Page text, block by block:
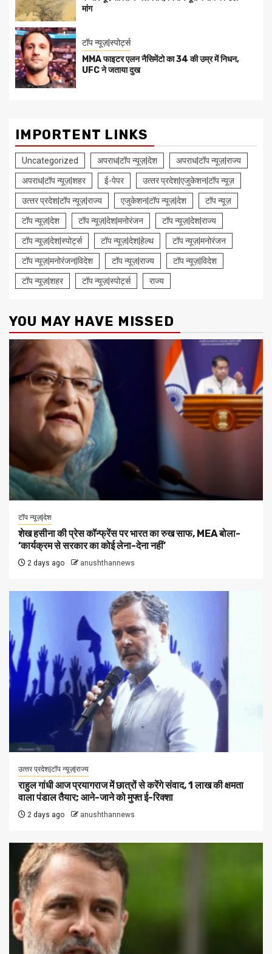
मांग
टॉप न्यूज़|स्पोर्ट्स
MMA फाइटर एलन नैसिमेंटो का 34 की उम्र में निधन,
UFC ने जताया दुख
IMPORTENT LINKS
Uncategorized अपराध|टॉप न्यूज़|देश अपराध|टॉप न्यूज़|राज्य
अपराध|टॉप न्यूज़|शहर ई-पेपर उत्‍तर प्रदेश|एजुकेशन|टॉप न्यूज़
उत्‍तर प्रदेश|टॉप न्यूज़|राज्य एजुकेशन|टॉप न्यूज़|देश टॉप न्यूज़
टॉप न्यूज़|देश टॉप न्यूज़|देश|मनोरंजन टॉप न्यूज़|देश|राज्य
टॉप न्यूज़|देश|स्पोर्ट्स टॉप न्यूज़|देश|हेल्थ टॉप न्यूज़|मनोरंजन
टॉप न्यूज़|मनोरंजन|विदेश टॉप न्यूज़|राज्य टॉप न्यूज़|विदेश
टॉप न्यूज़|शहर टॉप न्यूज़|स्पोर्ट्स राज्य
YOU MAY HAVE MISSED
टॉप न्यूज़|देश
शेख हसीना की प्रेस कॉन्फ्रेंस पर भारत का रुख साफ, MEA बोला-
‘कार्यक्रम से सरकार का कोई लेना-देना नहीं’
2 days ago anushthannews
उत्‍तर प्रदेश|टॉप न्यूज़|राज्य
राहुल गांधी आज प्रयागराज में छात्रों से करेंगे संवाद, 1 लाख की क्षमता
वाला पंडाल तैयार; आने-जाने को मुफ्त ई-रिक्शा
2 days ago anushthannews